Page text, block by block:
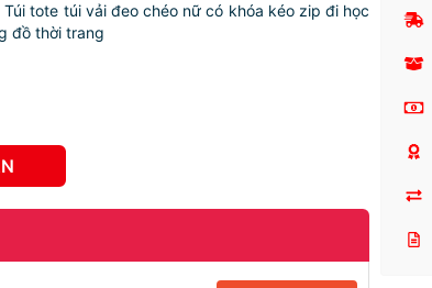
tote túi vải đeo chéo nữ có khóa kéo zip đi học
đồ thời trang